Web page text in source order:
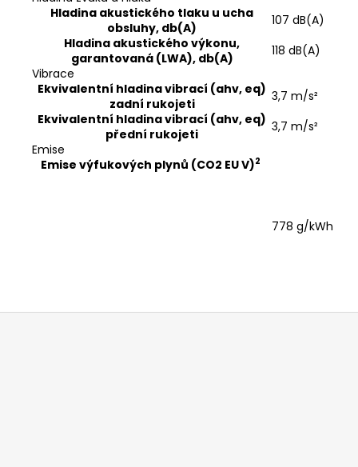
Hladina akustického tlaku u ucha
obsluhy, db(A)
107 dB(A)
Hladina akustického výkonu,
garantovaná (LWA), db(A)
118 dB(A)
Vibrace
Ekvivalentní hladina vibrací (ahv, eq)
zadní rukojeti
3,7 m/s²
Ekvivalentní hladina vibrací (ahv, eq)
přední rukojeti
3,7 m/s²
Emise
Emise výfukových plynů (CO2 EU V)2
778 g/kWh
Z